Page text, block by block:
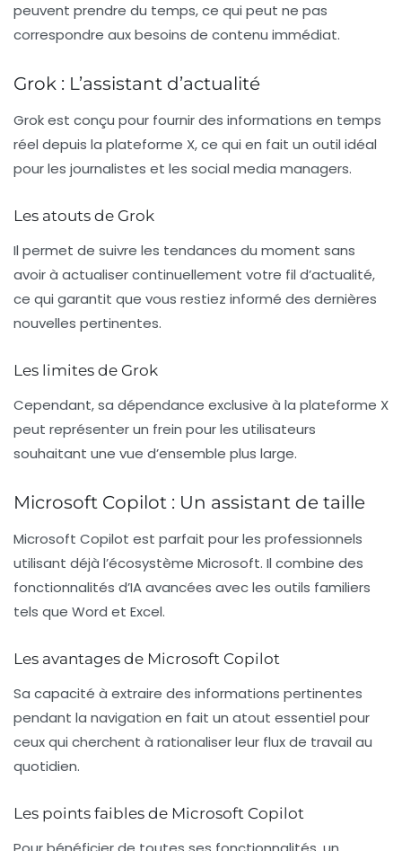
peuvent prendre du temps, ce qui peut ne pas
correspondre aux besoins de contenu immédiat.
Grok : L’assistant d’actualité
Grok est conçu pour fournir des informations en temps
réel depuis la plateforme X, ce qui en fait un outil idéal
pour les journalistes et les social media managers.
Les atouts de Grok
Il permet de suivre les tendances du moment sans
avoir à actualiser continuellement votre fil d’actualité,
ce qui garantit que vous restiez informé des dernières
nouvelles pertinentes.
Les limites de Grok
Cependant, sa dépendance exclusive à la plateforme X
peut représenter un frein pour les utilisateurs
souhaitant une vue d’ensemble plus large.
Microsoft Copilot : Un assistant de taille
Microsoft Copilot est parfait pour les professionnels
utilisant déjà l’écosystème Microsoft. Il combine des
fonctionnalités d’IA avancées avec les outils familiers
tels que Word et Excel.
Les avantages de Microsoft Copilot
Sa capacité à extraire des informations pertinentes
pendant la navigation en fait un atout essentiel pour
ceux qui cherchent à rationaliser leur flux de travail au
quotidien.
Les points faibles de Microsoft Copilot